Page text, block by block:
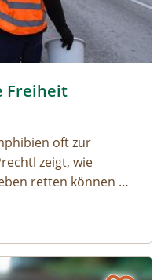
Freiheit
oft zur
zeigt, wie
retten können –
wird